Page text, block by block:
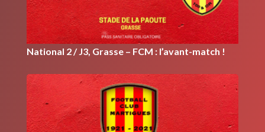
National 2 / J3, Grasse – FCM : l’avant-match !